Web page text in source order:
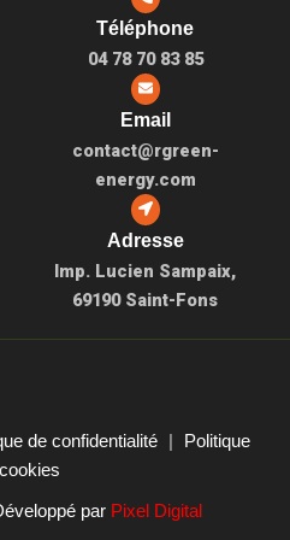
Téléphone
04 78 70 83 85
Email
contact@rgreen-
energy.com
Adresse
Imp. Lucien Sampaix,
69190 Saint-Fons
de confidentialité
Politique
par Pixel Digital